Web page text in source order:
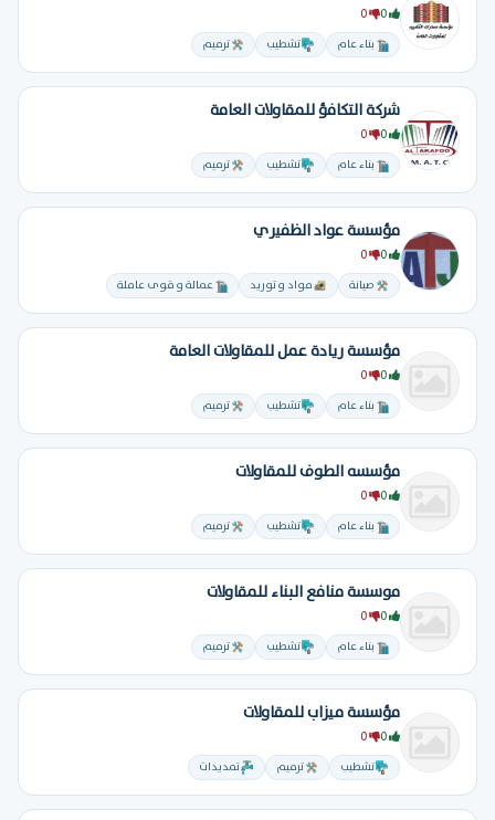
بناء عام تشطيب ترميم
شركة التكافؤ للمقاولات العامة
بناء عام تشطيب ترميم
مؤسسة عواد الظفيري
صيانة مواد و توريد عمالة و قوى عاملة
مؤسسة ريادة عمل للمقاولات العامة
بناء عام تشطيب ترميم
مؤسسه الطوف للمقاولات
بناء عام تشطيب ترميم
موسسة منافع البناء للمقاولات
بناء عام تشطيب ترميم
مؤسسة ميزاب للمقاولات
تشطيب ترميم تمديدات